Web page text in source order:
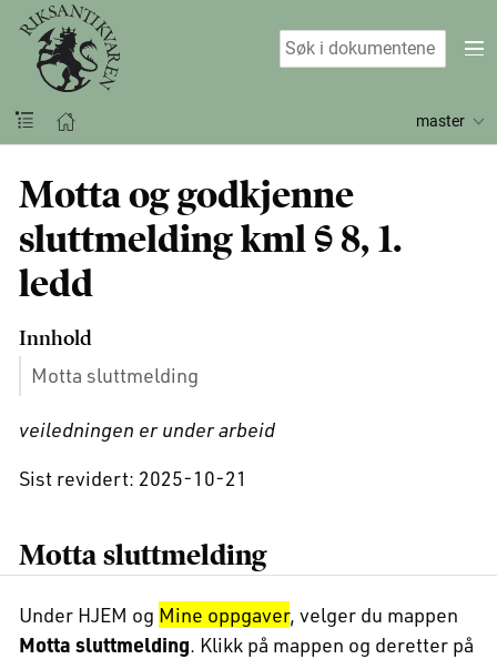
master
Motta og godkjenne
sluttmelding kml § 8, 1.
ledd
Innhold
Motta sluttmelding
veiledningen er under arbeid
Sist revidert: 2025-10-21
Motta sluttmelding
Under HJEM og Mine oppgaver, velger du mappen
Motta sluttmelding. Klikk på mappen og deretter på